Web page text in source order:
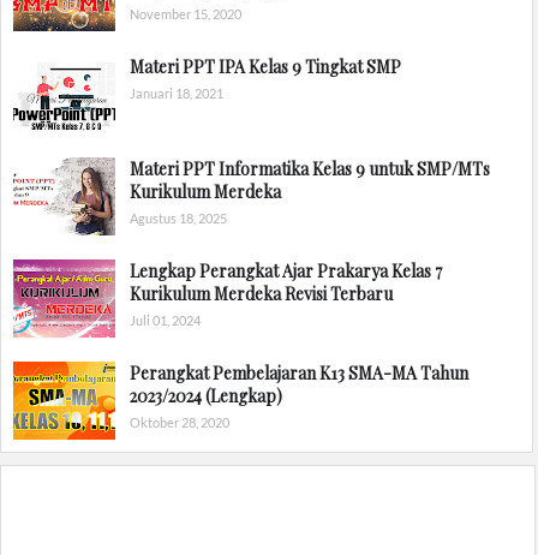
November 15, 2020
Materi PPT IPA Kelas 9 Tingkat SMP
Januari 18, 2021
Materi PPT Informatika Kelas 9 untuk SMP/MTs
Kurikulum Merdeka
Agustus 18, 2025
Lengkap Perangkat Ajar Prakarya Kelas 7
Kurikulum Merdeka Revisi Terbaru
Juli 01, 2024
Perangkat Pembelajaran K13 SMA-MA Tahun
2023/2024 (Lengkap)
Oktober 28, 2020